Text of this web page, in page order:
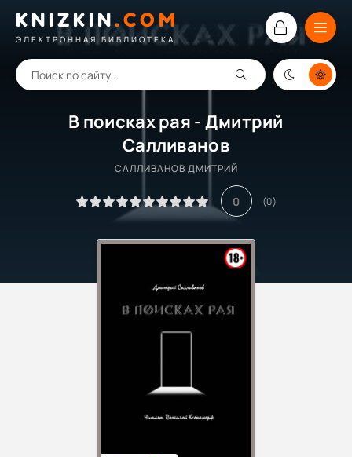
KNIZKIN.COM
ЭЛЕКТРОННАЯ БИБЛИОТЕКА
В поисках рая - Дмитрий
Салливанов
САЛЛИВАНОВ ДМИТРИЙ
0 (0)